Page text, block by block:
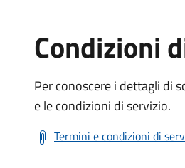
Condizioni
Per conoscere i dettagli di
e le condizioni di servizio.
Termini e condizioni di